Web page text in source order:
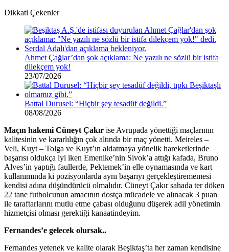
Dikkati Çekenler
Ahmet Çağlar’dan şok açıklama: Ne yazılı ne sözlü bir istifa
dilekçem yok!
23/07/2026
Battal Durusel: “Hiçbir şey tesadüf değildi.”
08/08/2026
Maçın hakemi Cüneyt Çakır ise Avrupada yönettiği maçlarının
kalitesinin ve kararlılığın çok altında bir maç yönetti. Meireles –
Veli, Kuyt – Tolga ve Kuyt’ın aldatmaya yönelik hareketlerinde
başarısı oldukça iyi iken Emenike’nin Sivok’a attığı kafada, Bruno
Alves’in yaptığı faullerde, Pektemek’in elle oynamasında ve kart
kullanımında ki pozisyonlarda aynı başarıyı gerçekleştirememesi
kendisi adına düşündürücü olmalıdır. Cüneyt Çakır sahada ter döken
22 tane futbolcunun amacının dostça mücadele ve alınacak 3 puan
ile taraftarlarını mutlu etme çabası olduğunu düşerek adil yönetimin
hizmetçisi olması gerektiği kanaatindeyim.
Fernandes’e gelecek olursak..
Fernandes yetenek ve kalite olarak Beşiktaş’ta her zaman kendisine